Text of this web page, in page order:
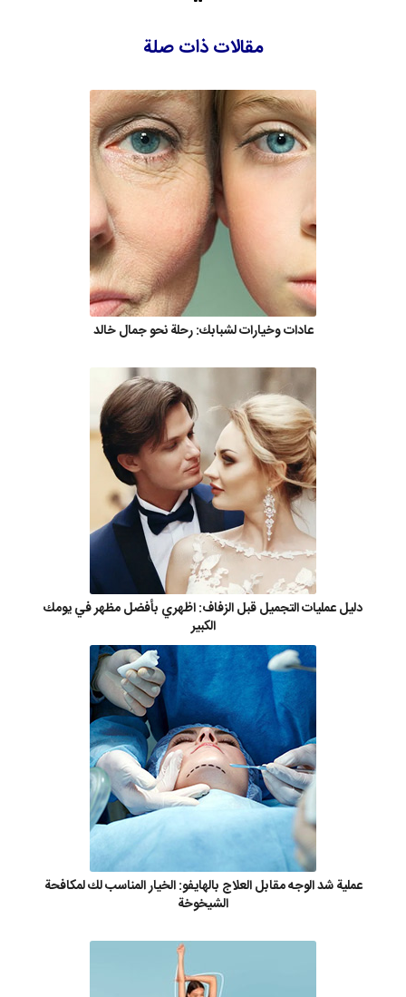
مقالات ذات صلة
عادات وخيارات لشبابك: رحلة نحو جمال خالد
دليل عمليات التجميل قبل الزفاف: اظهري بأفضل مظهر في يومك
الكبير
عملية شد الوجه مقابل العلاج بالهايفو: الخيار المناسب لك لمكافحة
الشيخوخة